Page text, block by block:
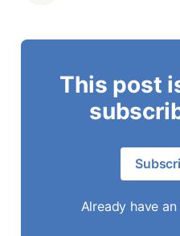
This post
Already have